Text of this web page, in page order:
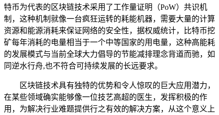
特币为代表的区块链技术采用了工作量证明（PoW）共识机
制，这种机制就像一台疯狂运转的耗能机器，需要大量的计算
资源和能源消耗来保证网络的安全性，据权威统计，比特币挖
矿每年消耗的电量相当于一个中等国家的用电量，这种高能耗
的发展模式与当前全球大力倡导的节能减排理念背道而驰，如
同逆水行舟,也不符合可持续发展的长远要求。
区块链技术具有独特的优势和令人惊叹的巨大应用潜力，
在某些领域确实能够像一位技艺高超的医生，发挥积极的作
用，为解决行业难题提供行之有效的解决方案，从这个意义上